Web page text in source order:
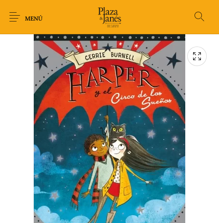
MENÚ
Novedades Arqueología Arte
Ciencia Crimen Thriller Cuento Ecolibros
Fantasía Ficción Filosofía Gastronomía
Horror
Humor gráfico-
Comic
Literatura infantil